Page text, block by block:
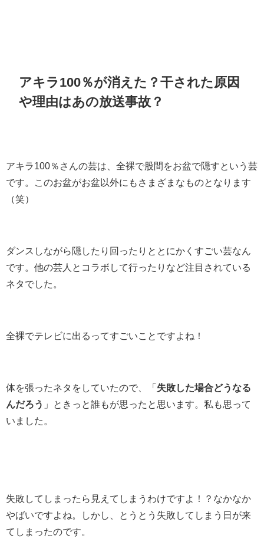
アキラ100％が消えた？干された原因
や理由はあの放送事故？
アキラ100％さんの芸は、全裸で股間をお盆で隠すという芸
です。このお盆がお盆以外にもさまざまなものとなります
（笑）
ダンスしながら隠したり回ったりととにかくすごい芸なん
です。他の芸人とコラボして行ったりなど注目されている
ネタでした。
全裸でテレビに出るってすごいことですよね！
体を張ったネタをしていたので、「 失敗した場合どうなる
んだろう 」ときっと誰もが思ったと思います。私も思って
いました。
失敗してしまったら見えてしまうわけですよ！？なかなか
やばいですよね。しかし、とうとう失敗してしまう日が来
てしまったのです。